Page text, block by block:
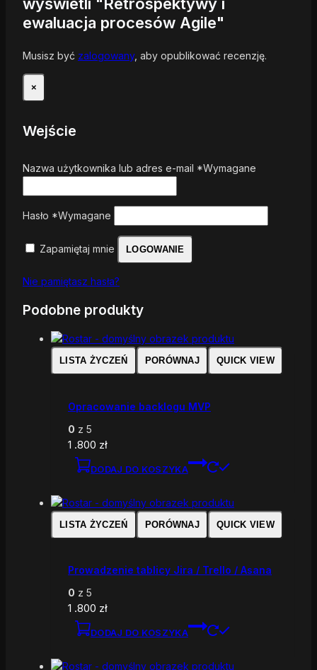
ewaluacja procesów Agile"
Musisz być zalogowany, aby opublikować recenzję.
×
Wejście
Nazwa użytkownika lub adres e-mail *Wymagane
Hasło *Wymagane
Zapamiętaj mnie LOGOWANIE
Nie pamiętasz hasła?
Podobne produkty
LISTA ŻYCZEŃ PORÓWNAJ QUICK VIEW
Opracowanie backlogu MVP
0 z 5
1 .800 zł
DODAJ DO KOSZYKA
LISTA ŻYCZEŃ PORÓWNAJ QUICK VIEW
Prowadzenie tablicy Jira / Trello / Asana
0 z 5
1 .800 zł
DODAJ DO KOSZYKA